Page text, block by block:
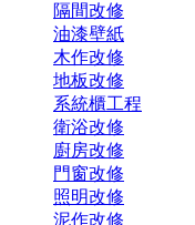
隔間改修
油漆壁紙
木作改修
地板改修
系統櫃工程
衛浴改修
廚房改修
門窗改修
照明改修
泥作改修